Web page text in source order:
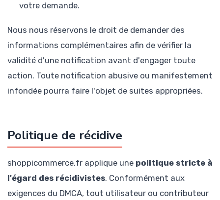
votre demande.
Nous nous réservons le droit de demander des
informations complémentaires afin de vérifier la
validité d'une notification avant d'engager toute
action. Toute notification abusive ou manifestement
infondée pourra faire l'objet de suites appropriées.
Politique de récidive
shoppicommerce.fr applique une politique stricte à
l'égard des récidivistes. Conformément aux
exigences du DMCA, tout utilisateur ou contributeur